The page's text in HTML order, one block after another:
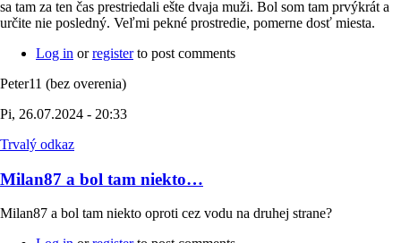
sa tam za ten čas prestriedali ešte dvaja muži. Bol som tam prvýkrát a
určite nie posledný. Veľmi pekné prostredie, pomerne dosť miesta.
Log in orregisterto post comments
Peter11 (bez overenia)
Pi, 26.07.2024 - 20:33
Trvalý odkaz
Milan87 a bol tam niekto…
Milan87 a bol tam niekto oproti cez vodu na druhej strane?